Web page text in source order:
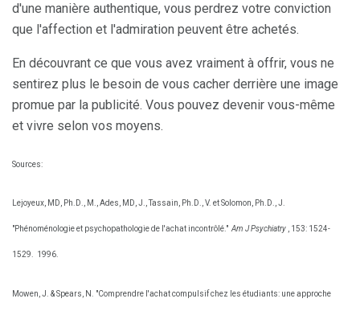
d'une manière authentique, vous perdrez votre conviction
que l'affection et l'admiration peuvent être achetés.
En découvrant ce que vous avez vraiment à offrir, vous ne
sentirez plus le besoin de vous cacher derrière une image
promue par la publicité. Vous pouvez devenir vous-même
et vivre selon vos moyens.
Sources:
Lejoyeux, MD, Ph.D., M., Ades, MD, J., Tassain, Ph.D., V. et Solomon, Ph.D., J.
"Phénoménologie et psychopathologie de l'achat incontrôlé." Am J Psychiatry , 153: 1524-
1529. 1996.
Mowen, J. & Spears, N. "Comprendre l'achat compulsif chez les étudiants: une approche